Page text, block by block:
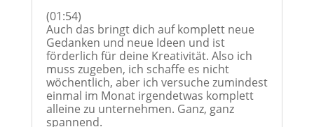
(01:54)
Auch das bringt dich auf komplett neue
Gedanken und neue Ideen und ist
förderlich für deine Kreativität. Also ich
muss zugeben, ich schaffe es nicht
wöchentlich, aber ich versuche zumindest
einmal im Monat irgendetwas komplett
alleine zu unternehmen. Ganz, ganz
spannend.